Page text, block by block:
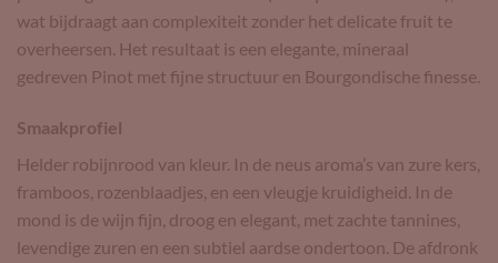
wat bijdraagt aan complexiteit zonder het delicate fruit te
overheersen. Het resultaat is een elegante, mineraal
gedreven Pinot met fijne structuur en Bourgondische finesse.
Smaakprofiel
Helder robijnrood van kleur. In de neus aroma’s van zure kers,
framboos, rozenblaadjes, en een vleugje kruidigheid. In de
mond is de wijn fijn, droog en elegant, met zachte tannines,
levendige zuren en een subtiel aardse ondertoon. De afdronk